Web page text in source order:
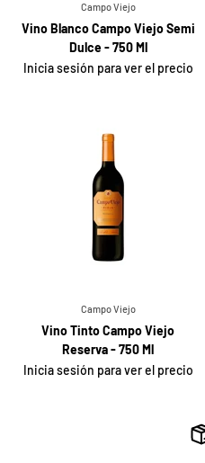
Campo Viejo
Vino Blanco Campo Viejo Semi
Dulce - 750 Ml
Inicia sesión para ver el precio
Campo Viejo
Vino Tinto Campo Viejo
Reserva - 750 Ml
Inicia sesión para ver el precio